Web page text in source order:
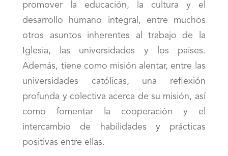
promover la educación, la cultura y el
desarrollo humano integral, entre muchos
otros asuntos inherentes al trabajo de la
Iglesia, las universidades y los países.
Además, tiene como misión alentar, entre las
universidades católicas, una reflexión
profunda y colectiva acerca de su misión, así
como fomentar la cooperación y el
intercambio de habilidades y prácticas
positivas entre ellas.